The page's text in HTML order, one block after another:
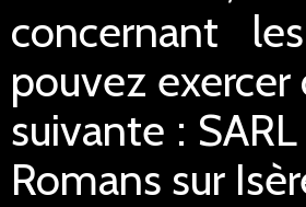
concernant
pouvez
suivante :
Romans sur